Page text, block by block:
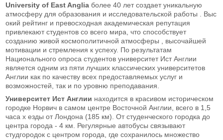
University of East Anglia более 40 лет создает уникальную
атмосферу для образования и исследовательской работы . Выс
окий рейтинг и превосходная академическая репутация
привлекают студентов со всего мира, что способствует
созданию живой космополитичной атмосферы , высочайшей
мотивации и стремления к успеху. По результатам
Национального опроса студентов университет Ист Англии
является одним из пяти лучших классических университетов
Англии как по качеству всех предоставляемых услуг и
возможностей, так и по уровню преподавания.
Университет Ист Англии находится в красивом историческом
городке Норвич в самом центре Восточной Англии, всего в 1,5
часа х езды от Лондона (185 км). От студенческого городка до
центра города - 4 км. Регулярные автобусы связывают
студгородок с центром города, где сохранилось множество